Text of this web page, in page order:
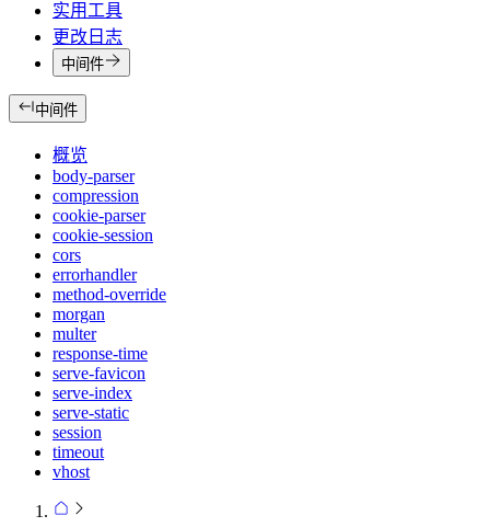
实用工具
更改日志
中间件
中间件
概览
body-parser
compression
cookie-parser
cookie-session
cors
errorhandler
method-override
morgan
multer
response-time
serve-favicon
serve-index
serve-static
session
timeout
vhost